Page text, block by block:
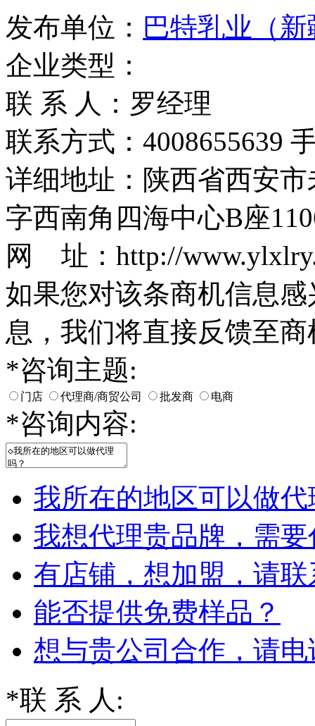
发布单位： 巴特乳业（
企业类型：
联 系 人：罗经理
联系方式：4008655639
详细地址：陕西省西安
字西南角四海中心B座
网 址：http://
如果您对该条商机信息
息，我们将直接反馈至
*咨询主题:
门店 代理商/商贸公司 批发商 电商
*咨询内容:
我所在的地区可以做
我想代理贵品牌，需
有店铺，想加盟，请
能否提供免费样品？
想与贵公司合作，请
*联 系 人: